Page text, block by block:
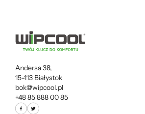
Andersa 38,
15-113 Białystok
bok@wipcool.pl
+48 85 888 00 85